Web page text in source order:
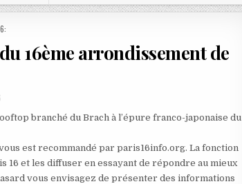
16ème arrondissement de
branché du Brach à l’épure franco-japonaise du
est recommandé par paris16info.org. La fonction
et les diffuser en essayant de répondre au mieux
vous envisagez de présenter des informations